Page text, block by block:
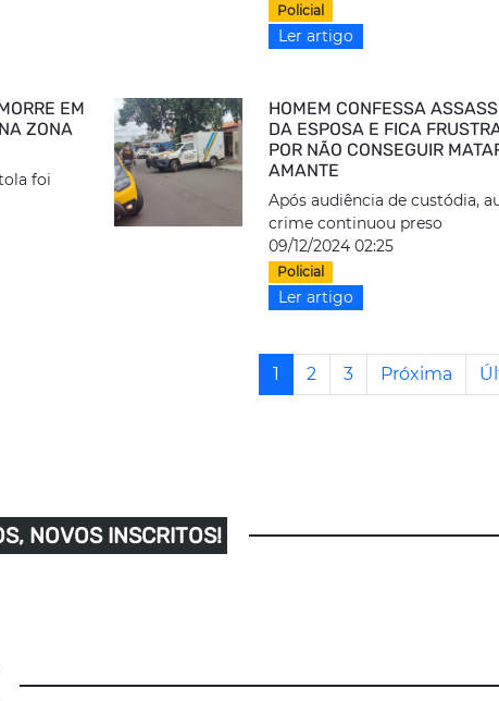
Policial
Ler artigo
EM
ZONA
foi
HOMEM CONFESSA
DA ESPOSA E FICA
POR NÃO CONSEGUIR
AMANTE
Após audiência de custódia,
crime continuou preso
09/12/2024 02:25
Policial
Ler artigo
1 2 3 Próxima
NOVOS INSCRITOS!